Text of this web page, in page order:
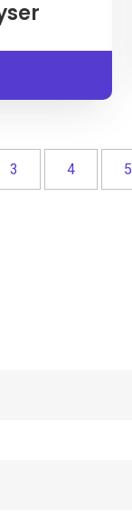
3 4 5